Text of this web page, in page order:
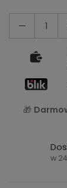
🎁
w